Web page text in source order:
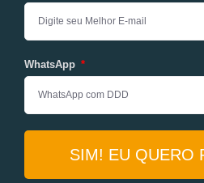
WhatsApp
SIM! EU QUERO